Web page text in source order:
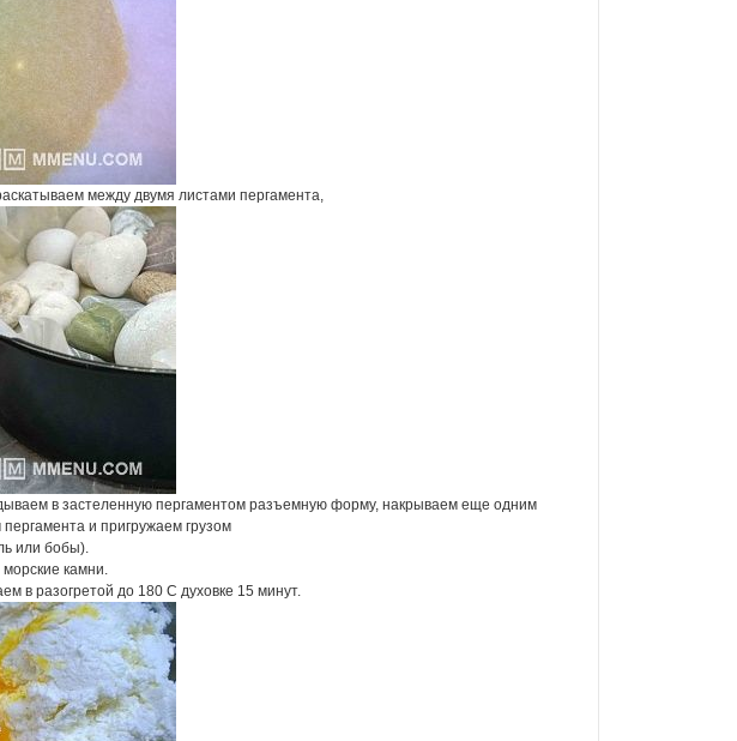
между двумя листами пергамента,
в застеленную пергаментом разъемную форму, накрываем еще одним
пергамента и пригружаем грузом
или бобы).
камни.
в разогретой до 180 С духовке 15 минут.